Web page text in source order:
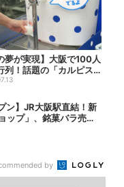
夢が実現】大阪で100人
列！話題の「カルピス
ち」本格始動、20...
ン】JR大阪駅直結！新
ップ」、銘菓バラ売り
by